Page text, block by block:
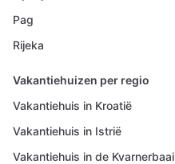
Pag
Rijeka
Vakantiehuizen per regio
Vakantiehuis in Kroatië
Vakantiehuis in Istrië
Vakantiehuis in de Kvarnerbaai